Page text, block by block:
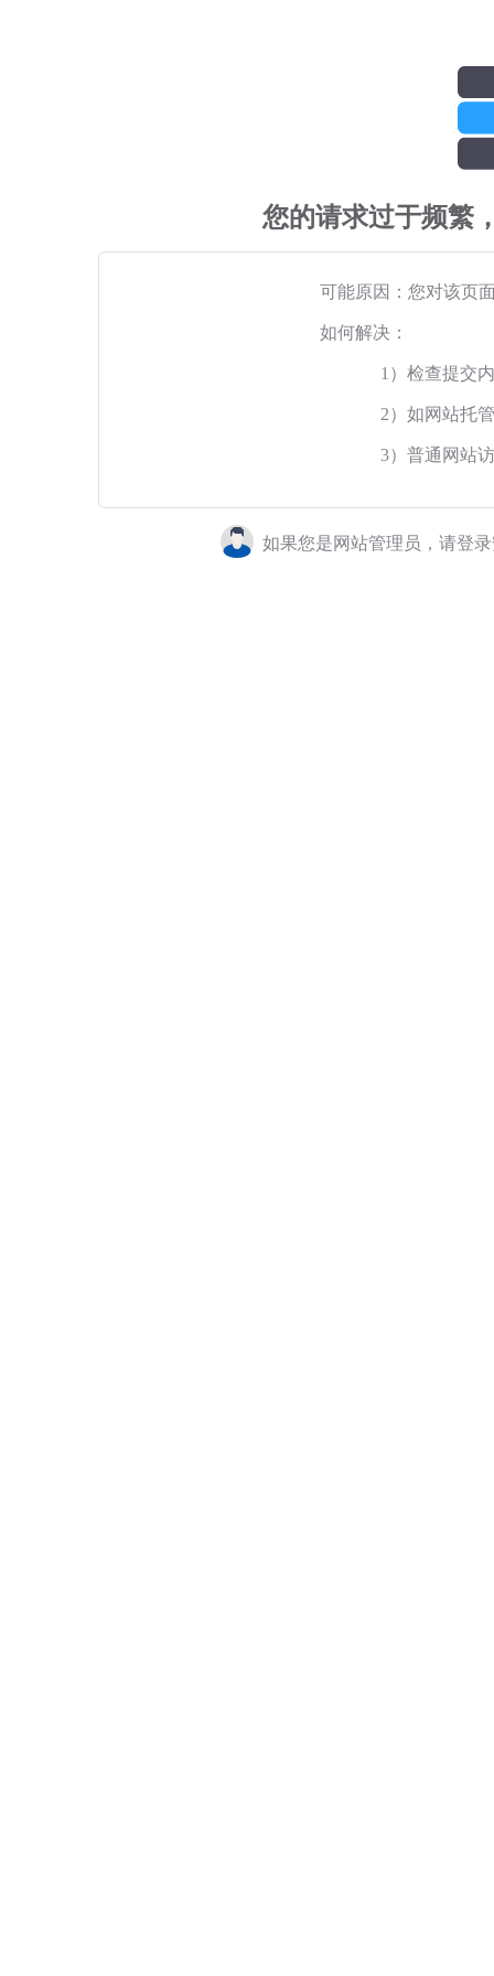
您的请求过于频繁
可能原因：您对该页
如何解决：
1）检查提交
2）如网站托
3）普通网站
如果您是网站管理员，请登